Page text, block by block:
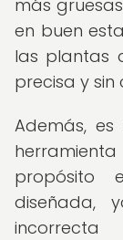
más
en buen
las plantas
precisa y sin
Además,
propósito
diseñada,